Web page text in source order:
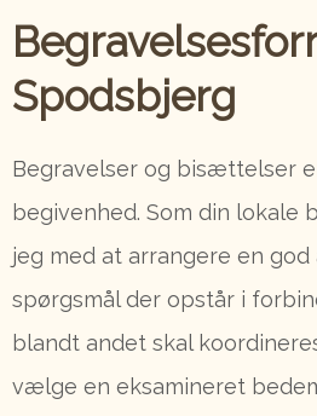
Spodsbjerg
Begravelser og bisættelser
begivenhed. Som din
jeg med at arrangere en
spørgsmål der opstår i
blandt andet skal
vælge en eksamineret